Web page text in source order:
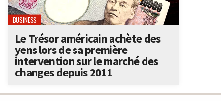
BUSINESS
Le Trésor américain achète des
yens lors de sa première
intervention sur le marché des
changes depuis 2011